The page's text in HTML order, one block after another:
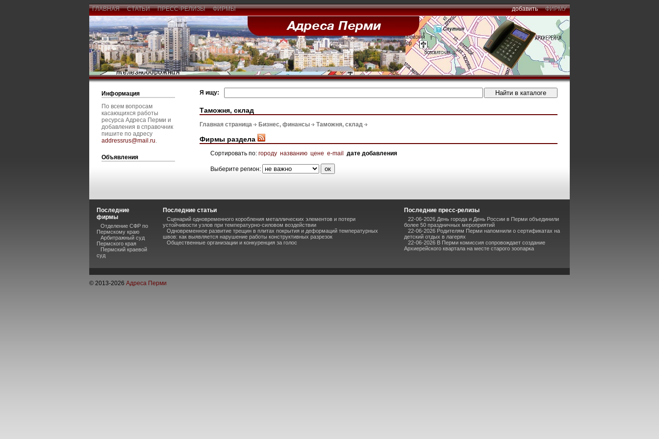
ГЛАВНАЯ СТАТЬИ ПРЕСС-РЕЛИЗЫ ФИРМЫ добавить ФИРМУ
Информация
По всем вопросам
касающихся работы
ресурса Адреса Перми и
добавления в справочник
пишите по адресу
addressrus@mail.ru.
Объявления
Я ищу:
Таможня, склад
Главная страница Бизнес, финансы Таможня, склад
Фирмы раздела
Сортировать по: городу названию цене e-mail дате добавления
Выберите регион:
Последние
фирмы
Отделение СФР по
Пермскому краю
Арбитражный суд
Пермского края
Пермский краевой
суд
Последние статьи
Сценарий одновременного коробления металлических элементов и потери
устойчивости узлов при температурно-силовом воздействии
Одновременное развитие трещин в плитах покрытия и деформаций температурных
швов: как выявляется нарушение работы конструктивных разрезок
Общественные организации и конкуренция за голос
Последние пресс-релизы
22-06-2026 День города и День России в Перми объединили
более 50 праздничных мероприятий
22-06-2026 Родителям Перми напомнили о сертификатах на
детский отдых в лагерях
22-06-2026 В Перми комиссия сопровождает создание
Архиерейского квартала на месте старого зоопарка
© 2013-2026 Адреса Перми